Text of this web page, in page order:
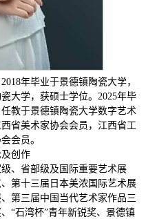
年毕业于景德镇陶瓷大学，
大学，获硕士学位。2025年毕
教于景德镇陶瓷大学数字艺术
省美术家协会会员，江西省工
会员。
创作
、省部级及国际重要艺术展
第十三届日本美浓国际艺术展
第三届中国当代艺术家作品三
“石湾杯”青年新锐奖、景德镇